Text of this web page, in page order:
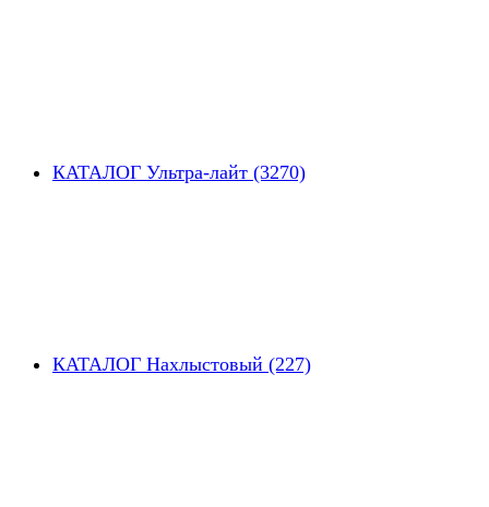
КАТАЛОГ Ультра-лайт (3270)
КАТАЛОГ Нахлыстовый (227)